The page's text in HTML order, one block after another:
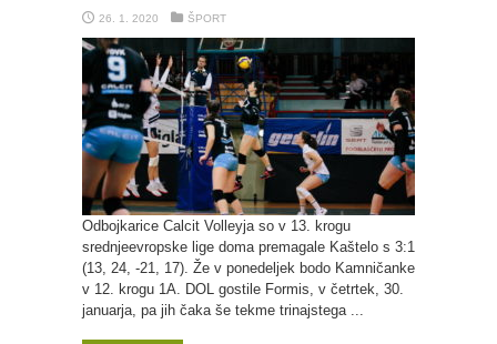
26. 1. 2020 ŠPORT
Odbojkarice Calcit Volleyja so v 13. krogu
srednjeevropske lige doma premagale Kaštelo s 3:1
(13, 24, -21, 17). Že v ponedeljek bodo Kamničanke
v 12. krogu 1A. DOL gostile Formis, v četrtek, 30.
januarja, pa jih čaka še tekme trinajstega ...